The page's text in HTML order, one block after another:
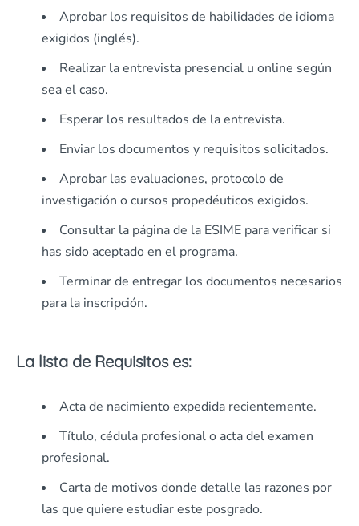
Aprobar los requisitos de habilidades de idioma
exigidos (inglés).
Realizar la entrevista presencial u online según
sea el caso.
Esperar los resultados de la entrevista.
Enviar los documentos y requisitos solicitados.
Aprobar las evaluaciones, protocolo de
investigación o cursos propedéuticos exigidos.
Consultar la página de la ESIME para verificar si
has sido aceptado en el programa.
Terminar de entregar los documentos necesarios
para la inscripción.
La lista de Requisitos es:
Acta de nacimiento expedida recientemente.
Título, cédula profesional o acta del examen
profesional.
Carta de motivos donde detalle las razones por
las que quiere estudiar este posgrado.